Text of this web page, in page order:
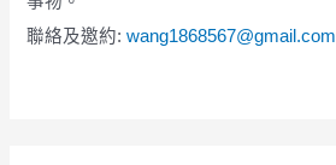
聯絡及邀約:wang1868567@gmail.com